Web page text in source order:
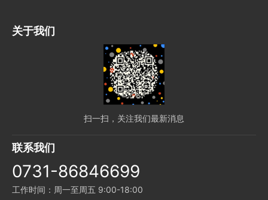
关于我们
扫一扫，关注我们最新消息
联系我们
0731-86846699
工作时间：周一至周五 9:00-18:00